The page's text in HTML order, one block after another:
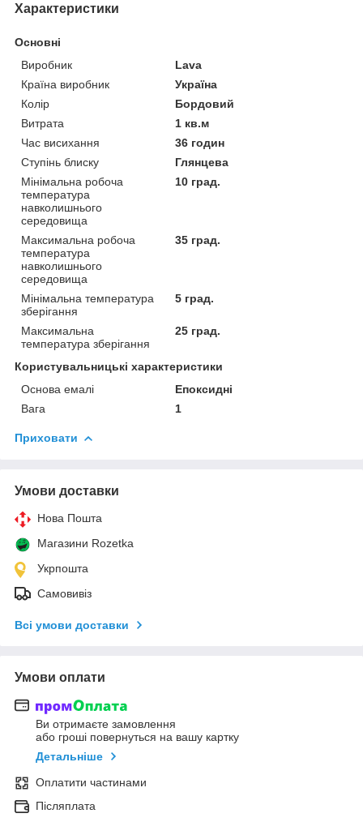
Характеристики
Основні
Виробник
Lava
Країна виробник
Україна
Колір
Бордовий
Витрата
1 кв.м
Час висихання
36 годин
Ступінь блиску
Глянцева
Мінімальна робоча
температура
навколишнього
середовища
10 град.
Максимальна робоча
температура
навколишнього
середовища
35 град.
Мінімальна температура
зберігання
5 град.
Максимальна
температура зберігання
25 град.
Користувальницькі характеристики
Основа емалі
Епоксидні
Вага
1
Приховати
Умови доставки
Нова Пошта
Магазини Rozetka
Укрпошта
Самовивіз
Всі умови доставки
Умови оплати
Ви отримаєте замовлення
або гроші повернуться на вашу картку
Детальніше
Оплатити частинами
Післяплата